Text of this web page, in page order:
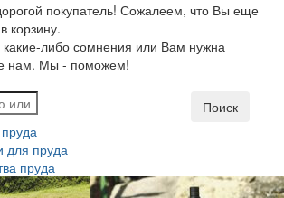
покупатель! Сожалеем, что Вы еще
корзину.
какие-либо сомнения или Вам нужна
нам. Мы - поможем!
Поиск
для пруда
пруда